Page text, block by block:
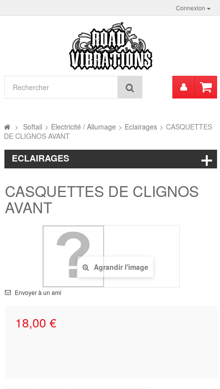
Connexion
Mon
> Softail > Electricité / Allumage > Eclairages > CASQUETTES
DE CLIGNOS AVANT
ECLAIRAGES
CASQUETTES DE CLIGNOS
AVANT
Agrandir l'image
Envoyer à un ami
18,00 €